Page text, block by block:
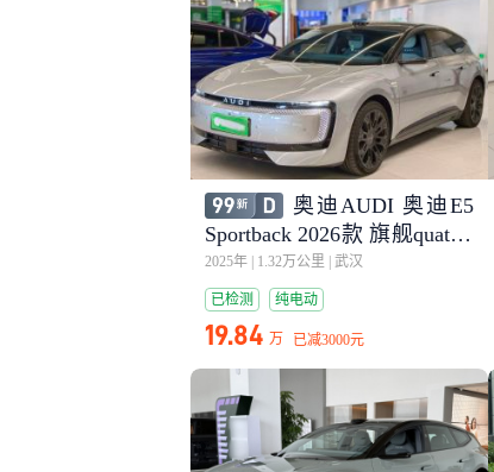
奥迪AUDI 奥迪E5
Sportback 2026款 旗舰quattro
型
2025年 1.32万公里 武汉
已检测 纯电动
19.84 万 已减3000元